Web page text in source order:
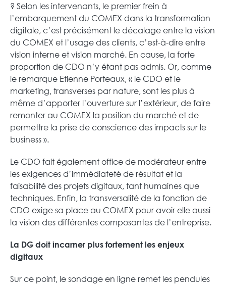
? Selon les intervenants, le premier frein à
l’embarquement du COMEX dans la transformation
digitale, c’est précisément le décalage entre la vision
du COMEX et l’usage des clients, c’est-à-dire entre
vision interne et vision marché. En cause, la forte
proportion de CDO n’y étant pas admis. Or, comme
le remarque Etienne Porteaux, « le CDO et le
marketing, transverses par nature, sont les plus à
même d’apporter l’ouverture sur l’extérieur, de faire
remonter au COMEX la position du marché et de
permettre la prise de conscience des impacts sur le
business ».
Le CDO fait également office de modérateur entre
les exigences d’immédiateté de résultat et la
faisabilité des projets digitaux, tant humaines que
techniques. Enfin, la transversalité de la fonction de
CDO exige sa place au COMEX pour avoir elle aussi
la vision des différentes composantes de l’entreprise.
La DG doit incarner plus fortement les enjeux
digitaux
Sur ce point, le sondage en ligne remet les pendules